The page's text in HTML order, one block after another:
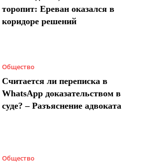
торопит: Ереван оказался в
коридоре решений
Общество
Считается ли переписка в
WhatsApp доказательством в
суде? – Разъяснение адвоката
Общество